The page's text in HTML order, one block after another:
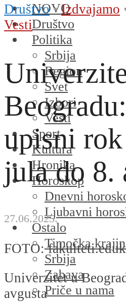
NOVO
Društvo
Politika
Srbija
Region
Svet
Izbori
Vesti
Sport
Kultura
Hronika
Horoskop
Dnevni
Ljubavni
Ostalo
Timočka
Srbija
Zabava
Priče u nama
Društvo • Izdvajamo
Vesti
upisni
jula do 8.
27.06.2025.
FOTO:
Univerzitet u
avgusta